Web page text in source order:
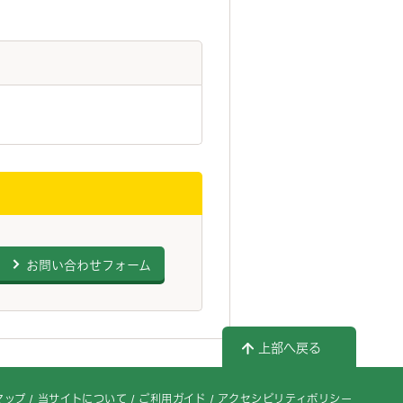
お問い合わせフォーム
上部へ戻る
ップ 当サイトについて ご利用ガイド アクセシビリティポリシー